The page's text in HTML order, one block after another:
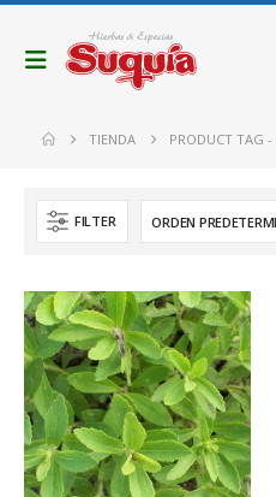
TIENDA PRODUCT TAG -
FILTER